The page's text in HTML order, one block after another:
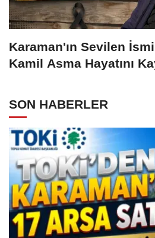
Karaman'ın Sevilen
Kamil Asma Hayatını
SON HABERLER